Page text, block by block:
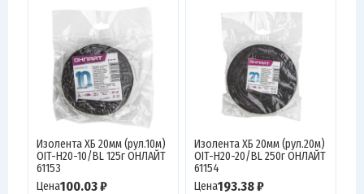
Изолента ХБ 20мм (рул.10м)
OIT-H20-10/BL 125г ОНЛАЙТ
61153
Цена100.03 ₽
Изолента ХБ 20мм (рул.20м)
OIT-H20-20/BL 250г ОНЛАЙТ
61154
Цена193.38 ₽